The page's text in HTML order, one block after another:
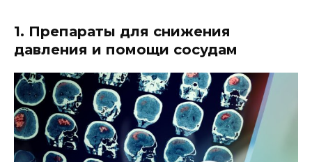
1. Препараты для снижения
давления и помощи сосудам